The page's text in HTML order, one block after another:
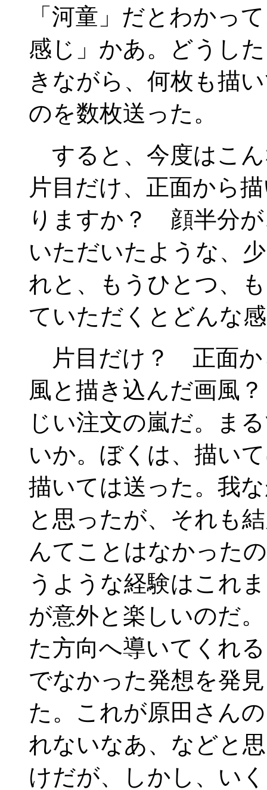
「河童」だとわかっ
感じ」かあ。どうし
きながら、何枚も描
のを数枚送った。
すると、今度はこ
片目だけ、正面から
りますか？ 顔半分
いただいたような、
れと、もうひとつ、
ていただくとどんな
片目だけ？ 正面
風と描き込んだ画風
じい注文の嵐だ。ま
いか。ぼくは、描い
描いては送った。我
と思ったが、それも
んてことはなかった
うような経験はこれ
が意外と楽しいのだ
た方向へ導いてくれ
でなかった発想を発
た。これが原田さん
れないなあ、などと
けだが、しかし、い